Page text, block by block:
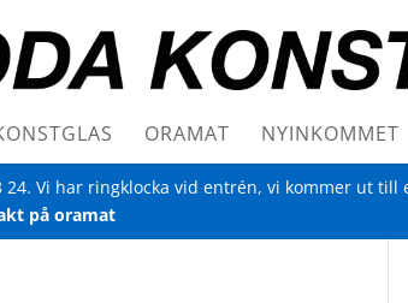
ORAMAT NYINKOMMET
24. Vi har ringklocka vid entrén, vi kommer ut till
på oramat